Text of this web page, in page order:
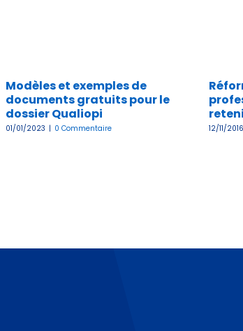
Modèles et exemples de
documents gratuits pour le
dossier Qualiopi
01/01/2023 | 0 Commentaire 12/11/2016